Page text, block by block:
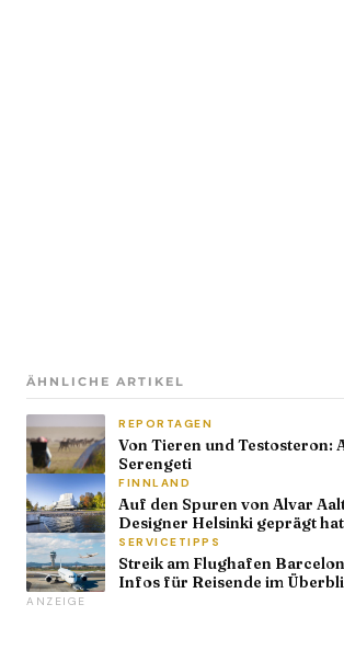
ÄHNLICHE ARTIKEL
REPORTAGEN
Von Tieren und Testosteron:
Serengeti
FINNLAND
Auf den Spuren von Alvar
Designer Helsinki geprägt hat
SERVICETIPPS
Streik am Flughafen
Infos für Reisende im
ANZEIGE